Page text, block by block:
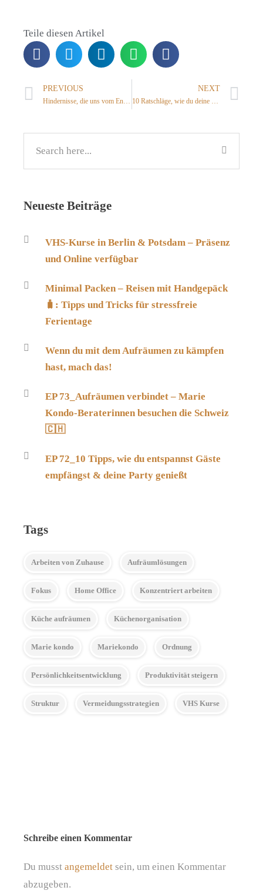
Teile diesen Artikel
PREVIOUS
Hindernisse, die uns vom Entrümpeln abhalten – und wie wir sie überwinden können
NEXT
10 Ratschläge, wie du deine Faulheit überwindest
Neueste Beiträge
VHS-Kurse in Berlin & Potsdam – Präsenz
und Online verfügbar
Minimal Packen – Reisen mit Handgepäck
🧳: Tipps und Tricks für stressfreie
Ferientage
Wenn du mit dem Aufräumen zu kämpfen
hast, mach das!
EP 73_Aufräumen verbindet – Marie
Kondo-Beraterinnen besuchen die Schweiz
🇨🇭
EP 72_10 Tipps, wie du entspannst Gäste
empfängst & deine Party genießt
Tags
Arbeiten von Zuhause Aufräumlösungen
Fokus Home Office Konzentriert arbeiten
Küche aufräumen Küchenorganisation
Marie kondo Mariekondo Ordnung
Persönlichkeitsentwicklung Produktivität steigern
Struktur Vermeidungsstrategien VHS Kurse
Schreibe einen Kommentar
Du musst angemeldet sein, um einen Kommentar
abzugeben.